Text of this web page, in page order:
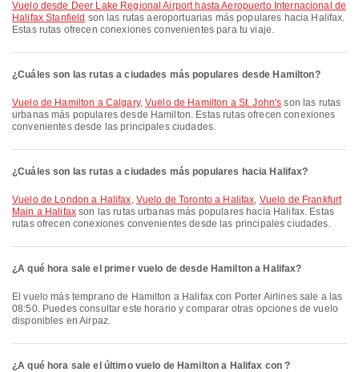
Vuelo desde Deer Lake Regional Airport hasta Aeropuerto Internacional de
Halifax Stanfield son las rutas aeroportuarias más populares hacia Halifax.
Estas rutas ofrecen conexiones convenientes para tu viaje.
¿Cuáles son las rutas a ciudades más populares desde Hamilton?
Vuelo de Hamilton a Calgary,Vuelo de Hamilton a St. John's son las rutas
urbanas más populares desde Hamilton. Estas rutas ofrecen conexiones
convenientes desde las principales ciudades.
¿Cuáles son las rutas a ciudades más populares hacia Halifax?
Vuelo de London a Halifax, Vuelo de Toronto a Halifax, Vuelo de Frankfurt
Main a Halifaxson las rutas urbanas más populares hacia Halifax. Estas
rutas ofrecen conexiones convenientes desde las principales ciudades.
¿A qué hora sale el primer vuelo de desde Hamilton a Halifax?
El vuelo más temprano de Hamilton a Halifax con Porter Airlines sale a las
08:50. Puedes consultar este horario y comparar otras opciones de vuelo
disponibles en Airpaz.
¿A qué hora sale el último vuelo de Hamilton a Halifax con ?